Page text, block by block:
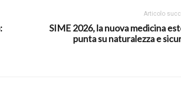
Articolo
SIME 2026, la nuova medicina
punta su naturalezza e